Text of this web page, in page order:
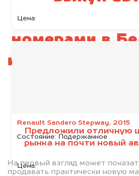
Цена:
Renault Sandero Stepway, 2015
Состояние: Подержанное
Цена:
Предложили отличную
рынка на почти новый
На первый взгляд может
продавать практически новую
номерами в
и во всей